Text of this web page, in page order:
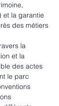
et la garantie
des métiers
la
et la
des actes
le parc